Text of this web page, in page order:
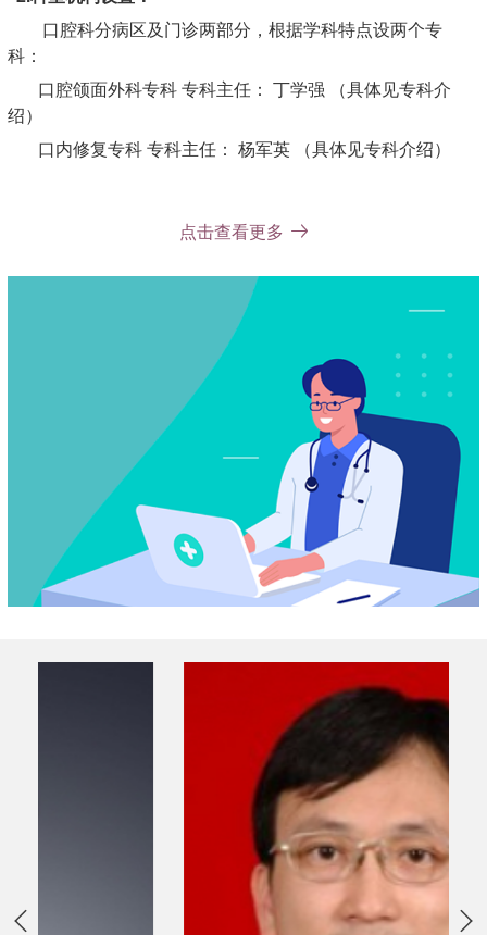
口腔科分病区及门诊两部分，根据学科特点设两个专
科：
口腔颌面外科专科 专科主任： 丁学强 （具体见专科介
绍）
口内修复专科 专科主任： 杨军英 （具体见专科介绍）
医师人数：27人 其中：
教授（主任医师）：7人
副教授（副主任医师）：8人
讲师、主治医师：6人 住院医师：6人
其中博士学位7人，硕士学位11人，其余为学士。
门诊护士：7人， 门诊护士长：姚惠，
病区护士：11人，病区护士长：凌励
口腔科日平均门诊量约300人次 ，除了普通门诊外，每周
还开设教授、专家门诊及专科门诊。开设的专科门诊有：牙体
牙髓病、牙周病、口腔粘膜病、口腔正畸、义齿精密铸造、贵
金属烤瓷牙、颌面肿瘤、颌面整形、牙种植、正颌外科、口腔
肿瘤、涎腺疾病、颌面部血管瘤、颞颌关节病等。
具有招收硕士、博士研究生的资格。已培养出硕士研究生
17名，在读硕士研究生21名，博士生3名。
点击查看更多